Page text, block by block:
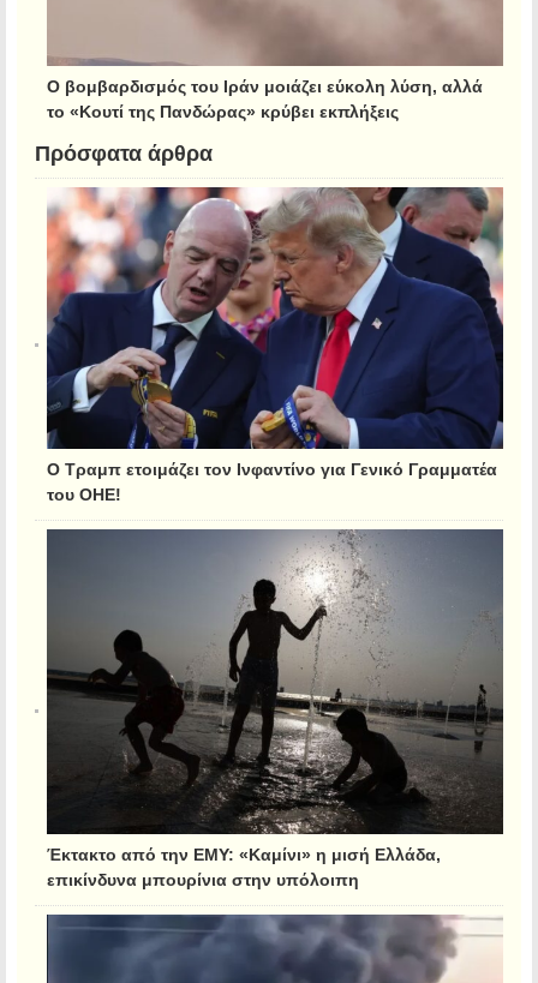
Ο βομβαρδισμός του Ιράν μοιάζει εύκολη λύση, αλλά
το «Κουτί της Πανδώρας» κρύβει εκπλήξεις
Πρόσφατα άρθρα
Ο Τραμπ ετοιμάζει τον Ινφαντίνο για Γενικό Γραμματέα
του ΟΗΕ!
Έκτακτο από την ΕΜΥ: «Καμίνι» η μισή Ελλάδα,
επικίνδυνα μπουρίνια στην υπόλοιπη